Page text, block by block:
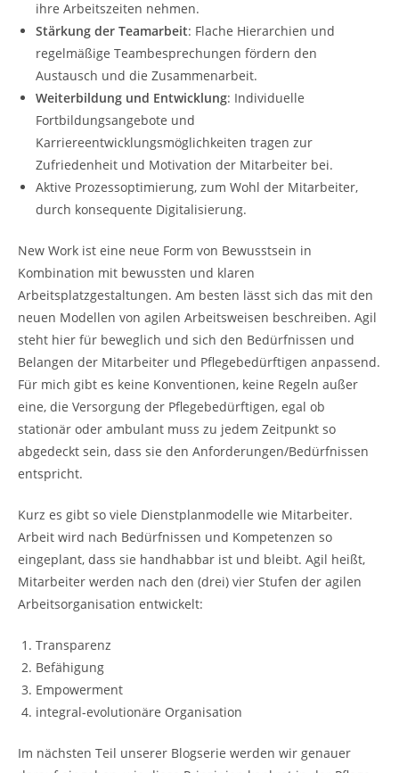
ihre Arbeitszeiten nehmen.
Stärkung der Teamarbeit: Flache Hierarchien und
regelmäßige Teambesprechungen fördern den
Austausch und die Zusammenarbeit.
Weiterbildung und Entwicklung: Individuelle
Fortbildungsangebote und
Karriereentwicklungsmöglichkeiten tragen zur
Zufriedenheit und Motivation der Mitarbeiter bei.
Aktive Prozessoptimierung, zum Wohl der Mitarbeiter,
durch konsequente Digitalisierung.
New Work ist eine neue Form von Bewusstsein in
Kombination mit bewussten und klaren
Arbeitsplatzgestaltungen. Am besten lässt sich das mit den
neuen Modellen von agilen Arbeitsweisen beschreiben. Agil
steht hier für beweglich und sich den Bedürfnissen und
Belangen der Mitarbeiter und Pflegebedürftigen anpassend.
Für mich gibt es keine Konventionen, keine Regeln außer
eine, die Versorgung der Pflegebedürftigen, egal ob
stationär oder ambulant muss zu jedem Zeitpunkt so
abgedeckt sein, dass sie den Anforderungen/Bedürfnissen
entspricht.
Kurz es gibt so viele Dienstplanmodelle wie Mitarbeiter.
Arbeit wird nach Bedürfnissen und Kompetenzen so
eingeplant, dass sie handhabbar ist und bleibt. Agil heißt,
Mitarbeiter werden nach den (drei) vier Stufen der agilen
Arbeitsorganisation entwickelt:
Transparenz
Befähigung
Empowerment
integral-evolutionäre Organisation
Im nächsten Teil unserer Blogserie werden wir genauer